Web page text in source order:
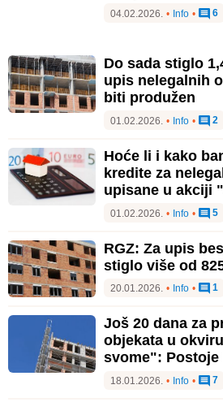
04.02.2026. • Info • 6
Do sada stiglo
upis nelegalnih
biti produžen
01.02.2026. • Info • 2
Hoće li i kako
kredite za
upisane u akciji
01.02.2026. • Info • 5
RGZ: Za upis
stiglo više od
20.01.2026. • Info • 1
Još 20 dana za
objekata u
svome":
18.01.2026. • Info • 7